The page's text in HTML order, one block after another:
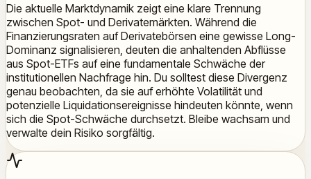
Die aktuelle Marktdynamik zeigt eine klare Trennung
zwischen Spot- und Derivatemärkten. Während die
Finanzierungsraten auf Derivatebörsen eine gewisse Long-
Dominanz signalisieren, deuten die anhaltenden Abflüsse
aus Spot-ETFs auf eine fundamentale Schwäche der
institutionellen Nachfrage hin. Du solltest diese Divergenz
genau beobachten, da sie auf erhöhte Volatilität und
potenzielle Liquidationsereignisse hindeuten könnte, wenn
sich die Spot-Schwäche durchsetzt. Bleibe wachsam und
verwalte dein Risiko sorgfältig.